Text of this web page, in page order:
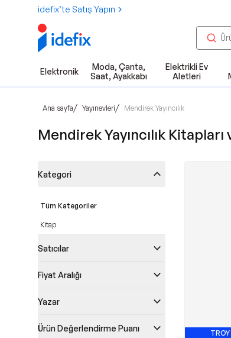
idefix’te Satış Yapın
Elektronik
Moda, Çanta,
Saat, Ayakkabı
Elektrikli Ev
Aletleri
Ana sayfa/ Yayınevleri/ Mendirek Yayıncılık
Mendirek Yayıncılık
Kategori
Tüm Kategoriler
Kitap
Satıcılar
Fiyat Aralığı
Yazar
Ürün Değerlendirme Puanı